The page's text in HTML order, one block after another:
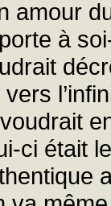
amour
à
ci était